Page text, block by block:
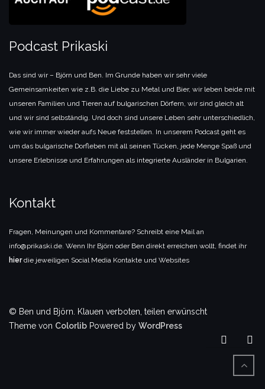
Podcast Prikaski
Das sind wir – Björn und Ben. Im Grunde haben wir sehr viele
Gemeinsamkeiten wie z.B. die Liebe zu Metal und Bier, wir leben beide mit
unseren Familien und Tieren auf bulgarischen Dörfern, wir sind gleich alt
und wir sind selbständig. Und doch sind unsere Leben sehr unterschiedlich,
wie wir immer wieder aufs Neue feststellen. In unserem Podcast geht es
um das bulgarische Dorfleben mit all seinen Tücken, jede Menge Spaß und
unsere Erlebnisse und Erfahrungen als integrierte Ausländer in Bulgarien.
Kontakt
Fragen, Meinungen und Kommentare? Schreibt eine Mail an
info@prikaski.de. Wenn Ihr Björn oder Ben direkt erreichen wollt, findet ihr
hierdie jeweiligen Social Media Kontakte und Websites
© Ben und Björn. Klauen verboten, teilen erwünscht
Theme von Colorlib Powered by WordPress